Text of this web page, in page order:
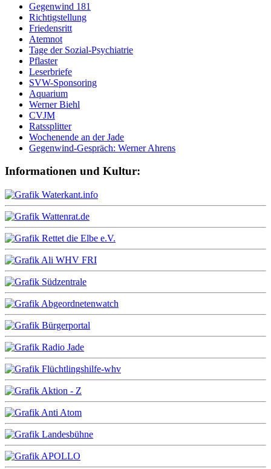
Gegenwind 181
Richtigstellung
Friedensritt
Atemnot
Tage der Sozial-Psychiatrie
Pflaster
Leserbriefe
SVW-Sponsoring
Aquarium
Werner Biehl
CVJM
Ratssplitter
Wochenende an der Jade
Gegenwind-Gespräch: Werner Ahrens
Informationen und Kultur: